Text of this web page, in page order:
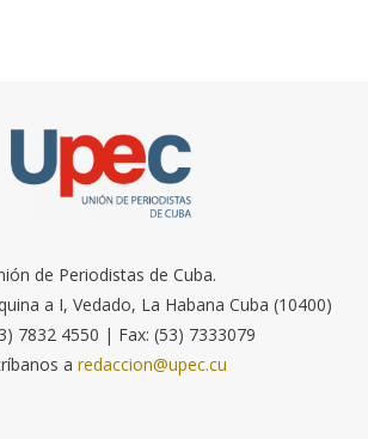
de Periodistas de Cuba.
a I, Vedado, La Habana Cuba (10400)
7832 4550 | Fax: (53) 7333079
a redaccion@upec.cu